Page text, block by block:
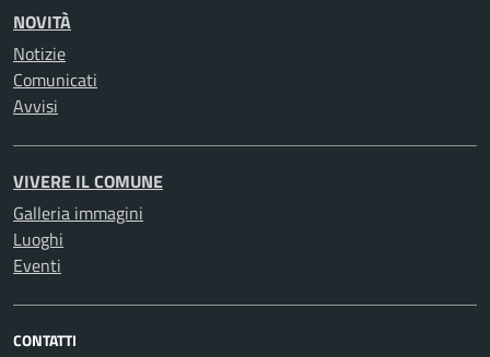
NOVITÀ
Notizie
Comunicati
Avvisi
VIVERE IL COMUNE
Galleria immagini
Luoghi
Eventi
CONTATTI